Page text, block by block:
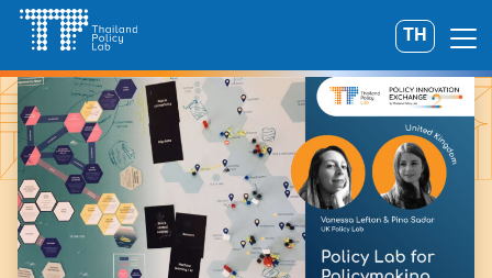
Skip
content
TH
Search
for: